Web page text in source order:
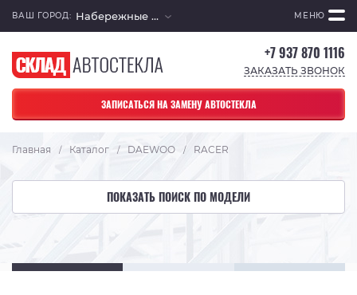
ВАШ ГОРОД: Набережные Челны МЕНЮ
+7 937 870 1116
ЗАКАЗАТЬ ЗВОНОК
ЗАПИСАТЬСЯ НА ЗАМЕНУ АВТОСТЕКЛА
Главная / Каталог / DAEWOO / RACER
ПОКАЗАТЬ ПОИСК ПО МОДЕЛИ